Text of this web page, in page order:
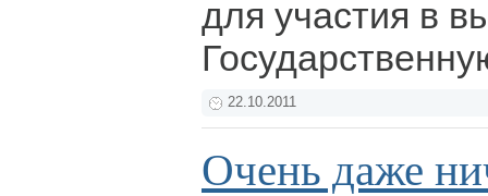
для участия в
22.10.2011
Очень даже